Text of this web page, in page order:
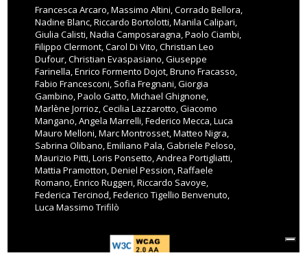
Francesca Arcaro, Massimo Altini, Corrado Bellora,
Nadine Blanc, Riccardo Bortolotti, Manila Calipari,
Giulia Calisti, Nadia Camposaragna, Paolo Ciambi,
Filippo Clermont, Carol Di Vito, Christian Leo
Dufour, Christian Evaspasiano, Giuseppe
Farinella, Enrico Formento Dojot, Bruno Fracasso,
Fabio Francesconi, Sofia Fregnani, Giorgia
Gambino, Paolo Gatto, Michael Ghignone,
Marlène Jorrioz, Cecilia Lazzarotto, Giacomo
Mangano, Angela Marrelli, Federico Mecca, Luca
Mauro Melloni, Marc Montrosset, Matteo Nigra,
Sabrina Olibano, Emiliano Pala, Gabriele Peloso,
Maurizio Pitti, Loris Ponsetto, Andrea Portigliatti,
Mattia Pramotton, Deniel Pession, Raffaele
Romano, Enrico Ruggeri, Riccardo Savoye,
Federica Tercinod, Federico Tigellio Benvenuto,
Luca Massimo Trifilò